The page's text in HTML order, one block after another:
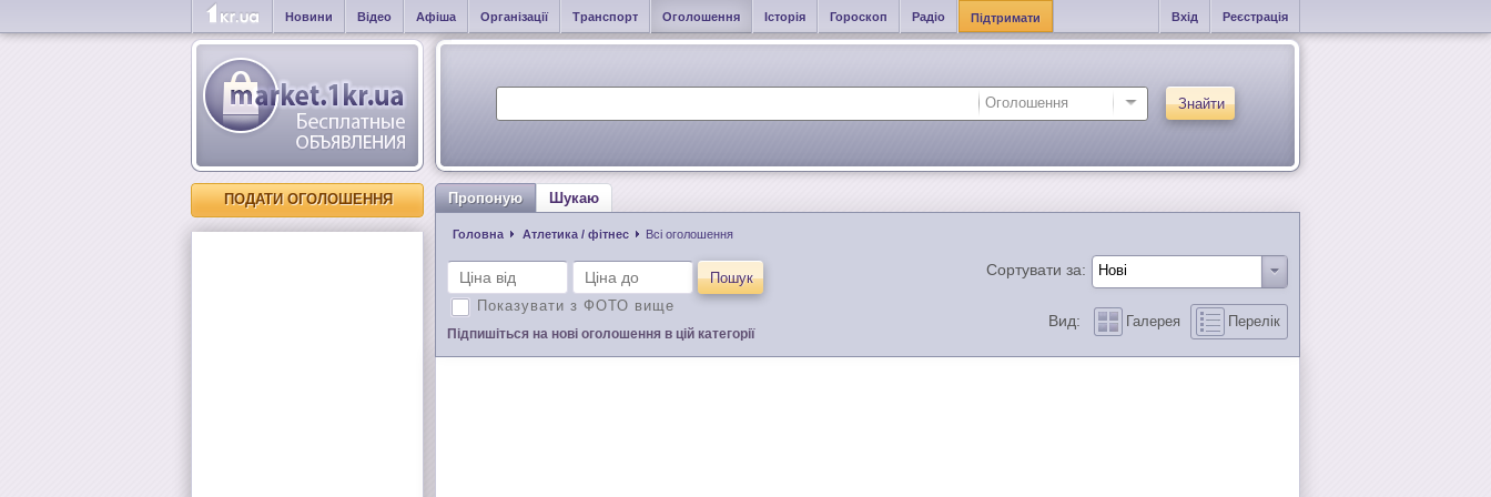
Новини Відео Афіша Організації Транспорт Оголошення Історія Гороскоп Радіо Підтримати Вхід Реєстрація
Знайти
ПОДАТИ ОГОЛОШЕННЯ Пропоную Шукаю
Головна Атлетика / фітнес Всі оголошення
Пошук
Показувати з ФОТО вище
Сортувати за:
Вид: Галерея Перелік
Підпишіться на нові оголошення в цій категорії